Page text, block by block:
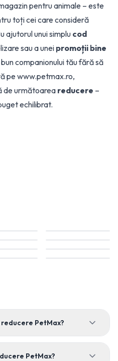
pentru animale – este
toți cei care consideră
ajutorul unui simplu cod
sau a unei promoții bine
companionului tău fără să
pe www.petmax.ro,
de următoarea reducere –
echilibrat.
PetMax?
PetMax?